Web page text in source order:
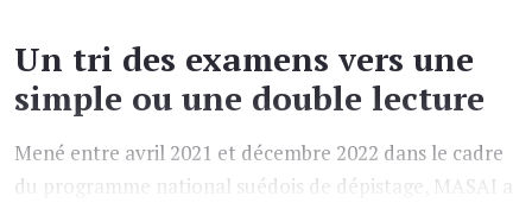
Un tri des examens vers une
simple ou une double lecture
Mené entre avril 2021 et décembre 2022 dans le cadre
du programme national suédois de dépistage, MASAI a